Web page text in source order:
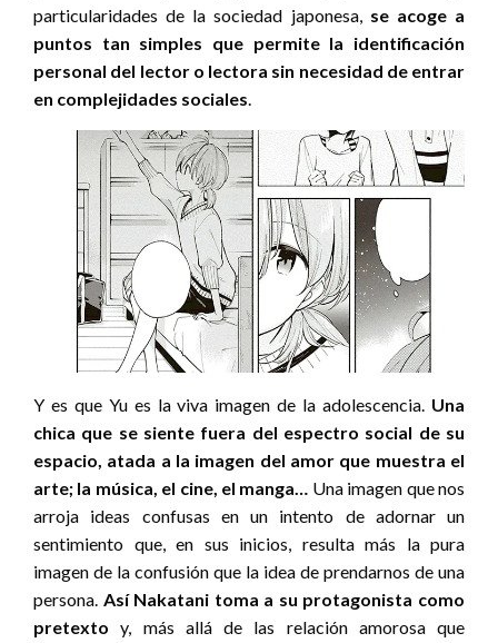
particularidades de la sociedad japonesa, se acoge a
puntos tan simples que permite la identificación
personal del lector o lectora sin necesidad de entrar
en complejidades sociales.
Y es que Yu es la viva imagen de la adolescencia. Una
chica que se siente fuera del espectro social de su
espacio, atada a la imagen del amor que muestra el
arte; la música, el cine, el manga… Una imagen que nos
arroja ideas confusas en un intento de adornar un
sentimiento que, en sus inicios, resulta más la pura
imagen de la confusión que la idea de prendarnos de una
persona. Así Nakatani toma a su protagonista como
pretexto y, más allá de las relación amorosa que